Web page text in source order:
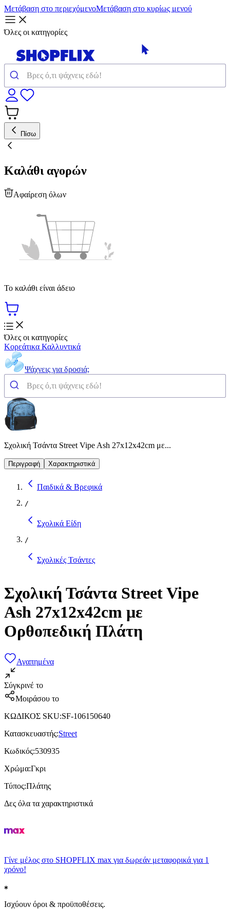
Μετάβαση στο περιεχόμενοΜετάβαση στο κυρίως μενού
Όλες οι κατηγορίες
Πίσω
Καλάθι αγορών
Αφαίρεση όλων
Το καλάθι είναι άδειο
Όλες οι κατηγορίες
Κορεάτικα Καλλυντικά
Ψάχνεις για δροσιά;
Σχολική Τσάντα Street Vipe Ash 27x12x42cm με...
Περιγραφή Χαρακτηριστικά
Παιδικά & Βρεφικά
/
Σχολικά Είδη
/
Σχολικές Τσάντες
Σχολική Τσάντα Street Vipe
Ash 27x12x42cm με
Ορθοπεδική Πλάτη
Αγαπημένα
Σύγκρινέ το
Μοιράσου το
ΚΩΔΙΚΟΣ SKU:SF-106150640
Κατασκευαστής:Street
Κωδικός:530935
Χρώμα:Γκρι
Τύπος:Πλάτης
Δες όλα τα χαρακτηριστικά
Γίνε μέλος στο SHOPFLIX max για δωρεάν μεταφορικά για 1
χρόνο!
Ισχύουν όροι & προϋποθέσεις.